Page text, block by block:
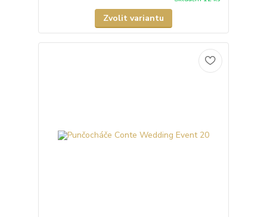
Zvolit variantu